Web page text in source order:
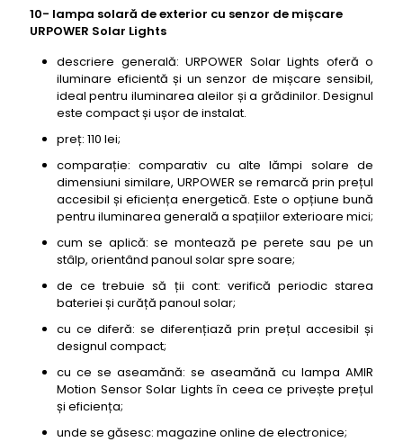
10- lampa solară de exterior cu senzor de mișcare
URPOWER Solar Lights
descriere generală: URPOWER Solar Lights oferă o
iluminare eficientă și un senzor de mișcare sensibil,
ideal pentru iluminarea aleilor și a grădinilor. Designul
este compact și ușor de instalat.
preț: 110 lei;
comparație: comparativ cu alte lămpi solare de
dimensiuni similare, URPOWER se remarcă prin prețul
accesibil și eficiența energetică. Este o opțiune bună
pentru iluminarea generală a spațiilor exterioare mici;
cum se aplică: se montează pe perete sau pe un
stâlp, orientând panoul solar spre soare;
de ce trebuie să ții cont: verifică periodic starea
bateriei și curăță panoul solar;
cu ce diferă: se diferențiază prin prețul accesibil și
designul compact;
cu ce se aseamănă: se aseamănă cu lampa AMIR
Motion Sensor Solar Lights în ceea ce privește prețul
și eficiența;
unde se găsesc: magazine online de electronice;